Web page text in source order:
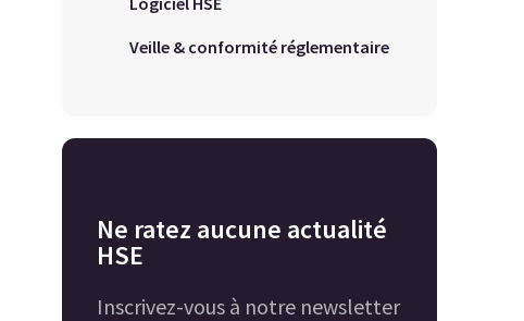
Veille & conformité réglementaire
Ne ratez aucune actualité
HSE
Inscrivez-vous à notre newsletter